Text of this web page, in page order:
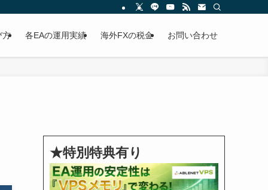
方 各EAの運用実績 海外FXの税金 お問い合わせ
★特別特典有り